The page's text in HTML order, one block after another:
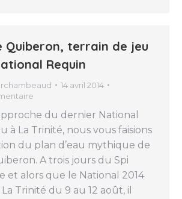
Quiberon, terrain de jeu
Requin
14 avril 2014
du dernier National
à La Trinité, nous vous faisions
du plan d’eau mythique de
A trois jours du Spi
et alors que le National 2014
Trinité du 9 au 12 août, il